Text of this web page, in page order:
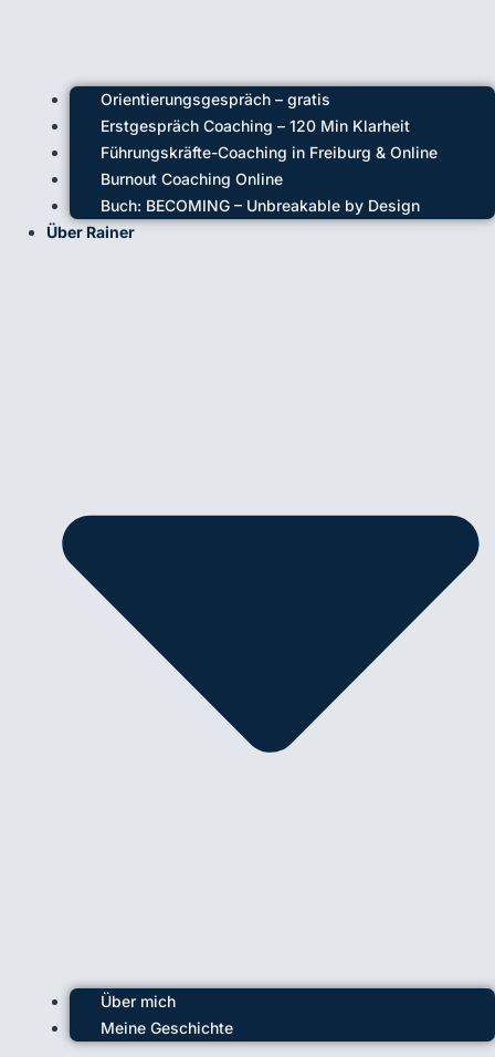
Orientierungsgespräch – gratis
Erstgespräch Coaching – 120 Min Klarheit
Führungskräfte-Coaching in Freiburg & Online
Burnout Coaching Online
Buch: BECOMING – Unbreakable by Design
Über Rainer
Über mich
Meine Geschichte